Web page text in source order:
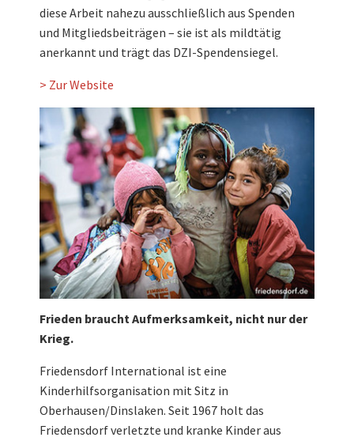
diese Arbeit nahezu ausschließlich aus Spenden
und Mitgliedsbeiträgen – sie ist als mildtätig
anerkannt und trägt das DZI-Spendensiegel.
> Zur Website
Frieden braucht Aufmerksamkeit, nicht nur der
Krieg.
Friedensdorf International ist eine
Kinderhilfsorganisation mit Sitz in
Oberhausen/Dinslaken. Seit 1967 holt das
Friedensdorf verletzte und kranke Kinder aus